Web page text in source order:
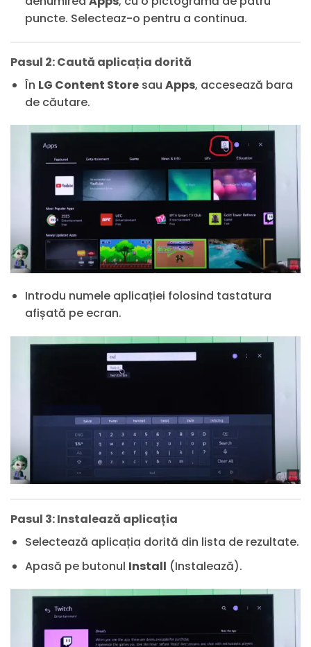
puncte. Selecteaz-o pentru a continua.
Pasul 2: Caută aplicația dorită
În LG Content Storesau Apps, accesează bara
de căutare.
Introdu numele aplicației folosind tastatura
afișată pe ecran.
Pasul 3: Instalează aplicația
Selectează aplicația dorită din lista de rezultate.
Apasă pe butonul Install (Instalează).